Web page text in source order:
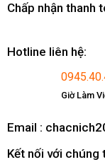
Chấp nhận thanh
Hotline liên hệ:
Giờ Làm
Email :
Kết nối với chúng